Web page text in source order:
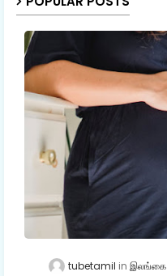
tubetamil இலங்கை